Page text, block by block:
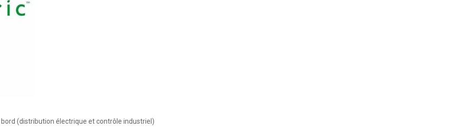
(distribution électrique et contrôle industriel)